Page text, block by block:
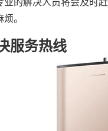
。
服务热线